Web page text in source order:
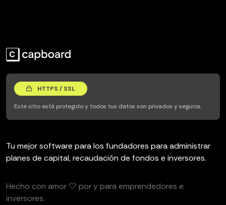
HTTPS / SSL
Este sitio está protegido y todos tus datos son privados y seguros.
Tu mejor software para los fundadores para administrar
planes de capital, recaudación de fondos e inversores.
Hecho con amor 🤍 por y para emprendedores e
inversores.